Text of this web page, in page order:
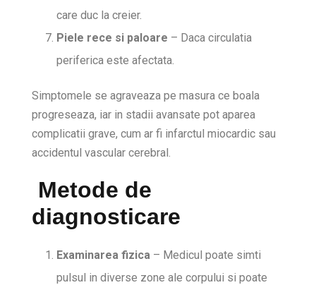
care duc la creier.
Piele rece si paloare – Daca circulatia
periferica este afectata.
Simptomele se agraveaza pe masura ce boala
progreseaza, iar in stadii avansate pot aparea
complicatii grave, cum ar fi infarctul miocardic sau
accidentul vascular cerebral.
Metode de
diagnosticare
Examinarea fizica – Medicul poate simti
pulsul in diverse zone ale corpului si poate